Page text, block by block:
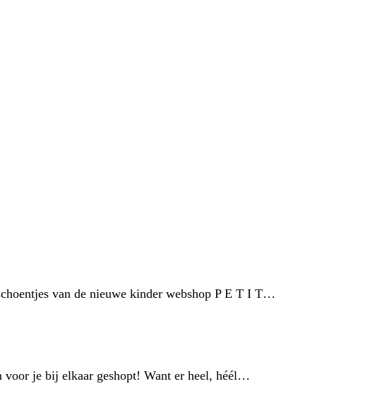
van de nieuwe kinder webshop P E T I T…
voor je bij elkaar geshopt! Want er heel, héél…